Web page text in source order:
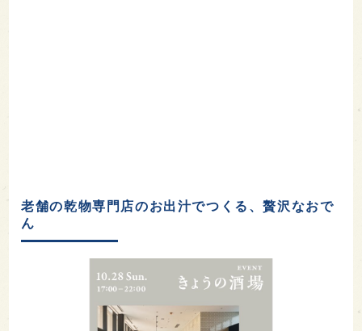
老舗の乾物専門店のお出汁でつくる、贅沢なおで
ん